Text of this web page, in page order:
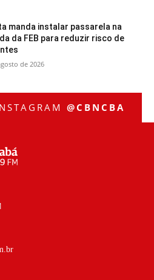
manda instalar passarela na
da FEB para reduzir risco de
de 2026
@CBNCBA